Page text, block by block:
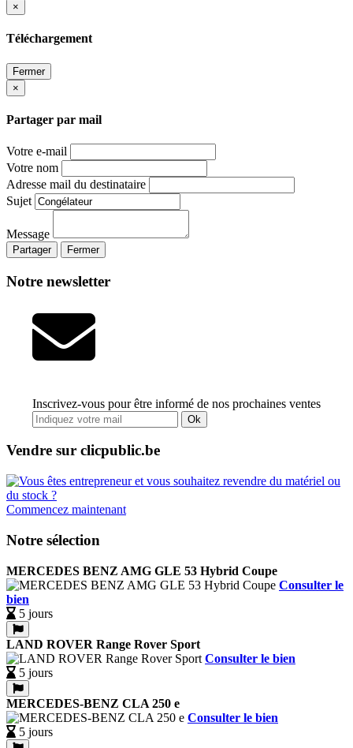
×
Téléchargement
Fermer
×
Partager par mail
Votre e-mail
Votre nom
Adresse mail du destinataire
Sujet
Message
Partager Fermer
Notre newsletter
Inscrivez-vous pour être informé de nos prochaines ventes
Ok
Vendre sur clicpublic.be
Commencez maintenant
Notre sélection
MERCEDES BENZ AMG GLE 53 Hybrid Coupe
Consulter le
bien
5 jours
LAND ROVER Range Rover Sport
Consulter le bien
5 jours
MERCEDES-BENZ CLA 250 e
Consulter le bien
5 jours